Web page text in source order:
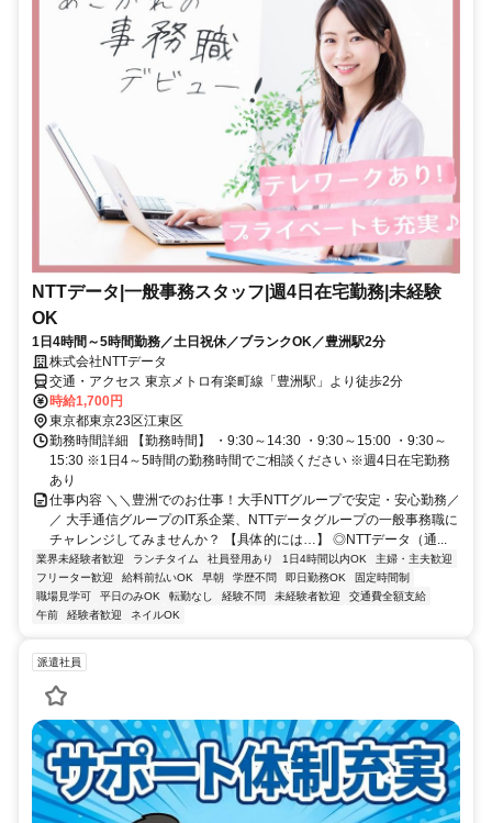
NTTデータ|一般事務スタッフ|週4日在宅勤務|未経験
OK
1日4時間～5時間勤務／土日祝休／ブランクOK／豊洲駅2分
株式会社NTTデータ
交通・アクセス 東京メトロ有楽町線「豊洲駅」より徒歩2分
時給1,700円
東京都東京23区江東区
勤務時間詳細 【勤務時間】 ・9:30～14:30 ・9:30～15:00 ・9:30～
15:30 ※1日4～5時間の勤務時間でご相談ください ※週4日在宅勤務
あり
仕事内容 ＼＼豊洲でのお仕事！大手NTTグループで安定・安心勤務／
／ 大手通信グループのIT系企業、NTTデータグループの一般事務職に
チャレンジしてみませんか？ 【具体的には…】 ◎NTTデータ（通...
業界未経験者歓迎 ランチタイム 社員登用あり 1日4時間以内OK
主婦・主夫歓迎
フリーター歓迎
給料前払いOK 早朝 学歴不問 即日勤務OK
固定時間制
職場見学可
平日のみOK 転勤なし 経験不問 未経験者歓迎
交通費全額支給
午前
経験者歓迎 ネイルOK
派遣社員